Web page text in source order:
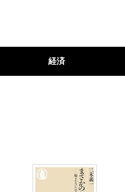
経済